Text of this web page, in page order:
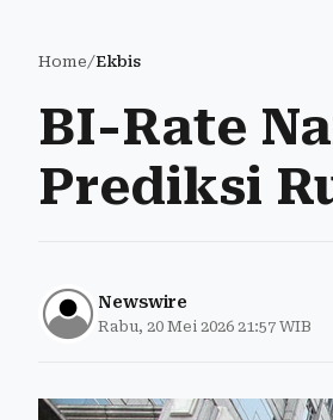
Home/Ekbis
BI-Rate
Prediksi
Newswire
Rabu, 20 Mei 2026 21:57 WIB